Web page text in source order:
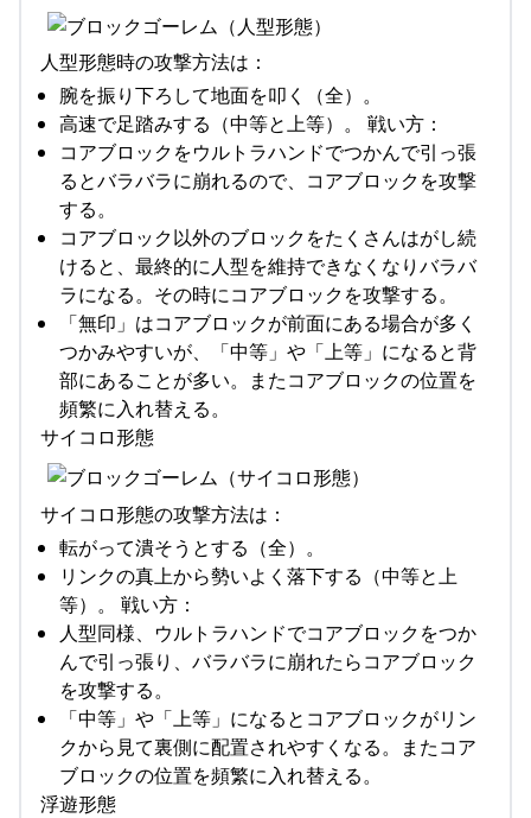
人型形態時の攻撃方法は：
腕を振り下ろして地面を叩く（全）。
高速で足踏みする（中等と上等）。 戦い方：
コアブロックをウルトラハンドでつかんで引っ張
るとバラバラに崩れるので、コアブロックを攻撃
する。
コアブロック以外のブロックをたくさんはがし続
けると、最終的に人型を維持できなくなりバラバ
ラになる。その時にコアブロックを攻撃する。
「無印」はコアブロックが前面にある場合が多く
つかみやすいが、「中等」や「上等」になると背
部にあることが多い。またコアブロックの位置を
頻繁に入れ替える。
サイコロ形態
サイコロ形態の攻撃方法は：
転がって潰そうとする（全）。
リンクの真上から勢いよく落下する（中等と上
等）。 戦い方：
人型同様、ウルトラハンドでコアブロックをつか
んで引っ張り、バラバラに崩れたらコアブロック
を攻撃する。
「中等」や「上等」になるとコアブロックがリン
クから見て裏側に配置されやすくなる。またコア
ブロックの位置を頻繁に入れ替える。
浮遊形態